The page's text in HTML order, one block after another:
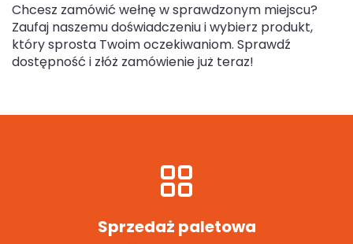
Chcesz zamówić wełnę w sprawdzonym miejscu?
Zaufaj naszemu doświadczeniu i wybierz produkt,
który sprosta Twoim oczekiwaniom. Sprawdź
dostępność i złóż zamówienie już teraz!
Sprzedaż paletowa